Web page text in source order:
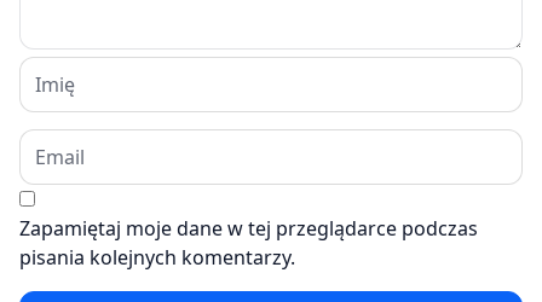
Zapamiętaj moje dane w tej przeglądarce podczas
pisania kolejnych komentarzy.